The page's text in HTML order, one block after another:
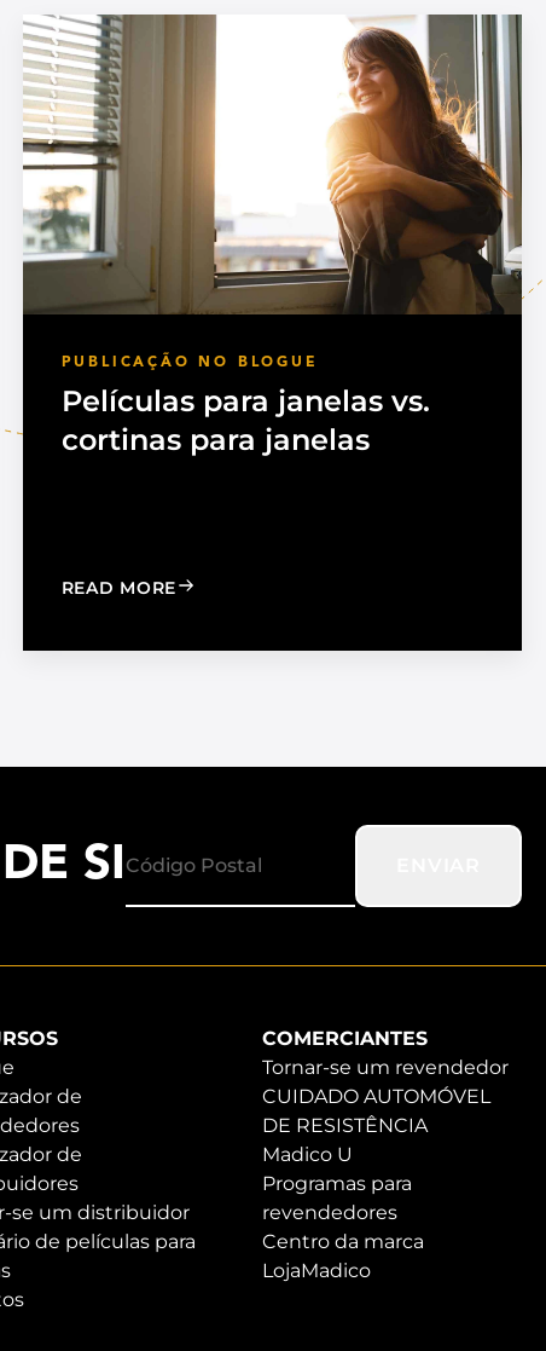
TO STRENGTHEN DEALER SUPPORT AND REGIONAL
PUBLICAÇÃO NO BLOGUE
Películas para janelas vs.
cortinas para janelas
READ MORE: WINDOW FILM VS. WINDOW SHADES
SI
de
de
se um distribuidor
de películas para
COMERCIANTES
Tornar-se um revendedor
CUIDADO AUTOMÓVEL
DE RESISTÊNCIA
Madico U
Programas para
revendedores
Centro da marca
LojaMadico